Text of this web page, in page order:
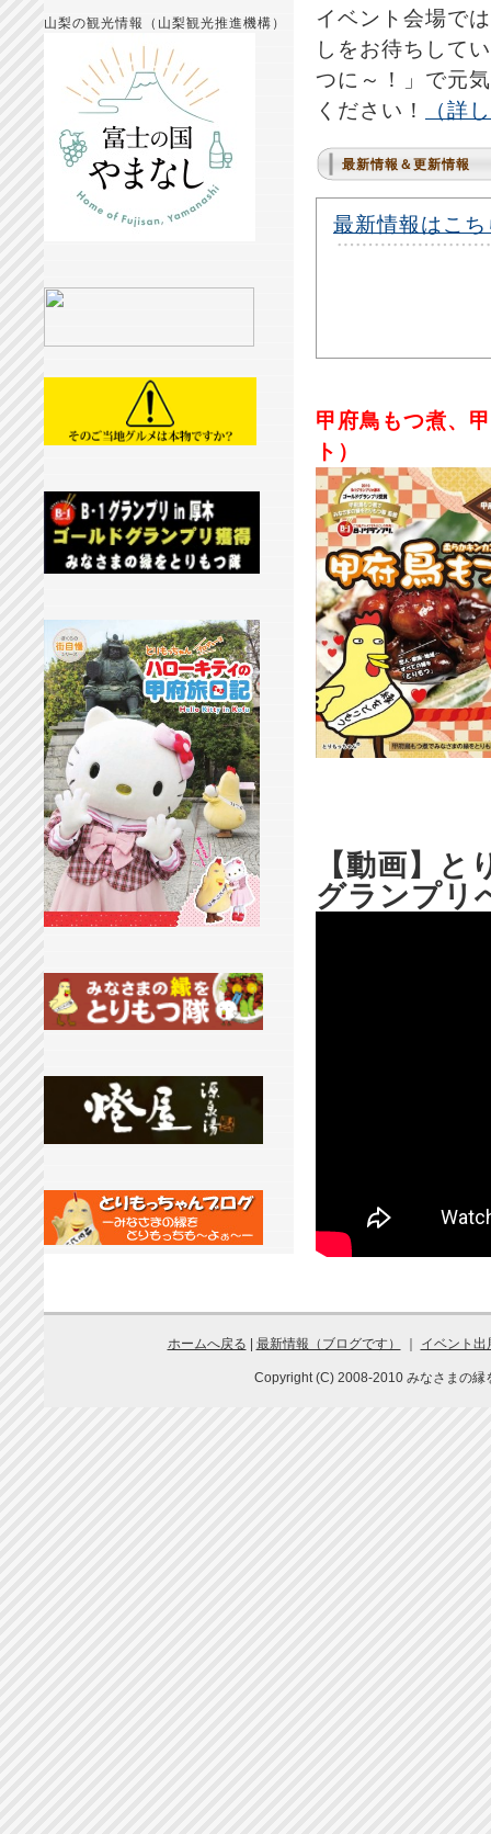
イベント会場で
しをお待ちして
つに～！」で元
ください！
（詳
最新情報＆更新情報
最新情報はこ
甲府鳥もつ煮、
ト）
【動画】
グランプリ
山梨の観光情報（山梨観光推進機構）
ホームへ戻る 最新情報（ブログです） イベント出
Copyright (C) 2008-2010 みなさまの